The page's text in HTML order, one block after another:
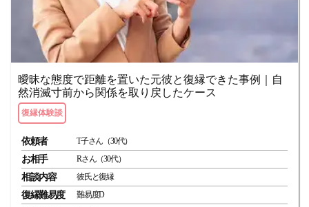
曖昧な態度で距離を置いた元彼と復縁できた事例｜自
然消滅寸前から関係を取り戻したケース
復縁体験談
依頼者 T子さん（30代）
お相手 Rさん（30代）
相談内容 彼氏と復縁
復縁難易度 難易度D